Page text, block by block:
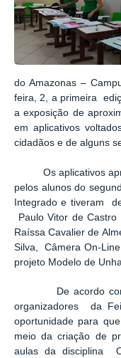
do Amazonas –
feira, 2, a primeira
a exposição de
em aplicativos
cidadãos e de alguns
Os aplicativos
pelos alunos do
Integrado e tiveram
Paulo Vitor de
Raíssa Cavalier de
Silva, Câmera On-
projeto Modelo de
De acordo com o
organizadores da
oportunidade para
meio da criação de
aulas da disciplina